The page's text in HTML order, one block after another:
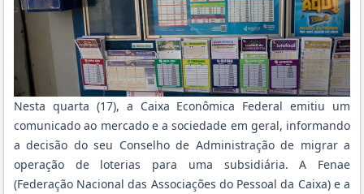
Nesta quarta (17), a Caixa Econômica Federal emitiu um
comunicado ao mercado e a sociedade em geral, informando
a decisão do seu Conselho de Administração de migrar a
operação de loterias para uma subsidiária. A Fenae
(Federação Nacional das Associações do Pessoal da Caixa) e a